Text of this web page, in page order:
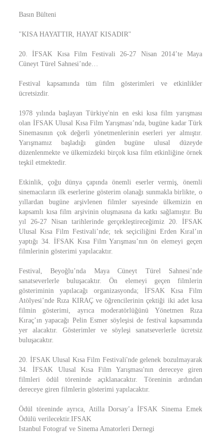
Basın Bülteni
"KISA HAYATTIR, HAYAT KISADIR"
20. İFSAK Kısa Film Festivali 26-27 Nisan 2014’te Maya
Cüneyt Türel Sahnesi’nde…
Festival kapsamında tüm film gösterimleri ve etkinlikler
ücretsizdir.
1978 yılında başlayan Türkiye'nin en eski kısa film yarışması
olan İFSAK Ulusal Kısa Film Yarışması’nda, bugüne kadar Türk
Sinemasının çok değerli yönetmenlerinin eserleri yer almıştır.
Yarışmamız başladığı günden bugüne ulusal düzeyde
düzenlenmekte ve ülkemizdeki birçok kısa film etkinliğine örnek
teşkil etmektedir.
Etkinlik, çoğu dünya çapında önemli eserler vermiş, önemli
sinemacıların ilk eserlerine gösterim olanağı sunmakla birlikte, o
yıllardan bugüne arşivlenen filmler sayesinde ülkemizin en
kapsamlı kısa film arşivinin oluşmasına da katkı sağlamıştır. Bu
yıl 26-27 Nisan tarihlerinde gerçekleştireceğimiz 20. İFSAK
Ulusal Kısa Film Festivali’nde; tek seçiciliğini Erden Kıral’ın
yaptığı 34. İFSAK Kısa Film Yarışması’nın ön elemeyi geçen
filmlerinin gösterimi yapılacaktır.
Festival, Beyoğlu’nda Maya Cüneyt Türel Sahnesi’nde
sanatseverlerle buluşacaktır. Ön elemeyi geçen filmlerin
gösteriminin yapılacağı organizasyonda; İFSAK Kısa Film
Atölyesi’nde Rıza KIRAÇ ve öğrencilerinin çektiği iki adet kısa
filmin gösterimi, ayrıca moderatörlüğünü Yönetmen Rıza
Kıraç’ın yapacağı Pelin Esmer söyleşisi de festival kapsamında
yer alacaktır. Gösterimler ve söyleşi sanatseverlerle ücretsiz
buluşacaktır.
20. İFSAK Ulusal Kısa Film Festivali'nde gelenek bozulmayarak
34. İFSAK Ulusal Kısa Film Yarışması'nın dereceye giren
filmleri ödül töreninde açıklanacaktır. Töreninin ardından
dereceye giren filmlerin gösterimi yapılacaktır.
Ödül töreninde ayrıca, Atilla Dorsay’a İFSAK Sinema Emek
Ödülü verilecektir.IFSAK
Istanbul Fotograf ve Sinema Amatorleri Dernegi